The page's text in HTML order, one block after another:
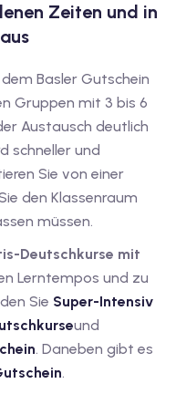
Zeiten und in
Basler Gutschein
Gruppen mit 3 bis 6
Austausch deutlich
schneller und
Sie von einer
den Klassenraum
müssen.
Deutschkurse mit
Lerntempos und zu
Sie Super-Intensiv
und
. Daneben gibt es
.